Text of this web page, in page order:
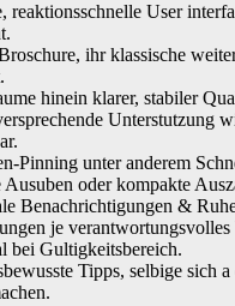
reaktionsschnelle User
ihr klassische
hinein klarer, stabiler
Unterstutzung
Pinning unter anderem
Ausuben oder kompakte
Benachrichtigungen &
je verantwortungsvolles
bei Gultigkeitsbereich.
Tipps, selbige sich